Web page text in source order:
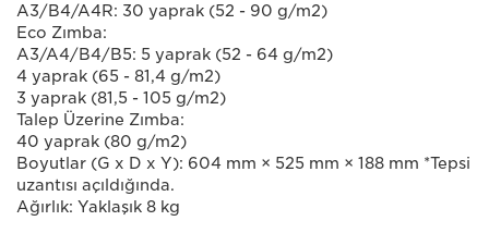
A3/B4/A4R: 30 yaprak (52 - 90 g/m2)
Eco Zımba:
A3/A4/B4/B5: 5 yaprak (52 - 64 g/m2)
4 yaprak (65 - 81,4 g/m2)
3 yaprak (81,5 - 105 g/m2)
Talep Üzerine Zımba:
40 yaprak (80 g/m2)
Boyutlar (G x D x Y): 604 mm × 525 mm × 188 mm *Tepsi
uzantısı açıldığında.
Ağırlık: Yaklaşık 8 kg